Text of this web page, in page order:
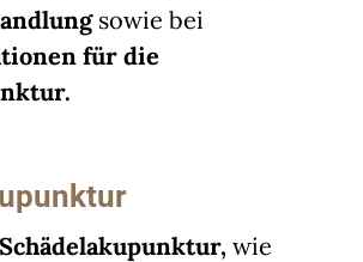
sowie bei
für die
Schädelakupunktur, wie